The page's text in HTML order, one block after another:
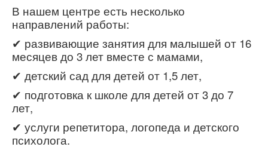
В нашем центре есть несколько
направлений работы:
✔ развивающие занятия для малышей от 16
месяцев до 3 лет вместе с мамами,
✔ детский сад для детей от 1,5 лет,
✔ подготовка к школе для детей от 3 до 7
лет,
✔ услуги репетитора, логопеда и детского
психолога.